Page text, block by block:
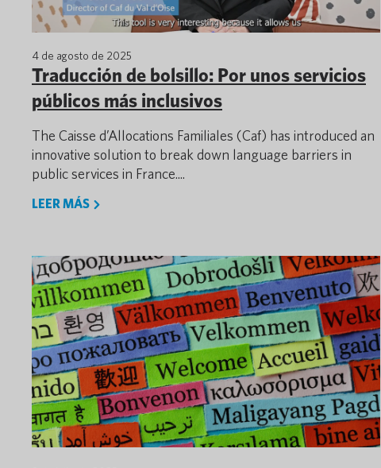
4 de agosto de 2025
Traducción de bolsillo: Por unos servicios
públicos más inclusivos
The Caisse d’Allocations Familiales (Caf) has introduced an
innovative solution to break down language barriers in
public services in France....
LEER MÁS